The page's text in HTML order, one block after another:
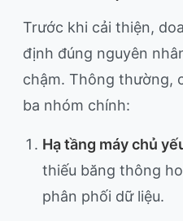
Trước khi cải thiện,
định đúng nguyên
chậm. Thông thường,
ba nhóm chính:
Hạ tầng máy chủ
thiếu băng thông
phân phối dữ liệu.